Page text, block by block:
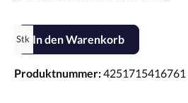
Produkt Anzahl: Gib den
Stk In den Warenkorb
Produktnummer:4251715416761